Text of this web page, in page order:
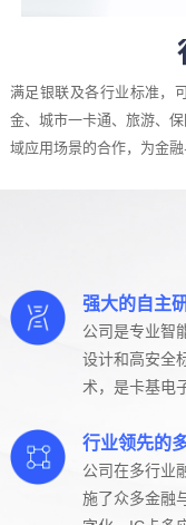
满足银联及各行业标准，
金、城市一卡通、旅游、
域应用场景的合作，为金
强大的自主
公司是专业智
设计和高安全
术，是卡基电
行业领先的
公司在多行业
施了众多金融